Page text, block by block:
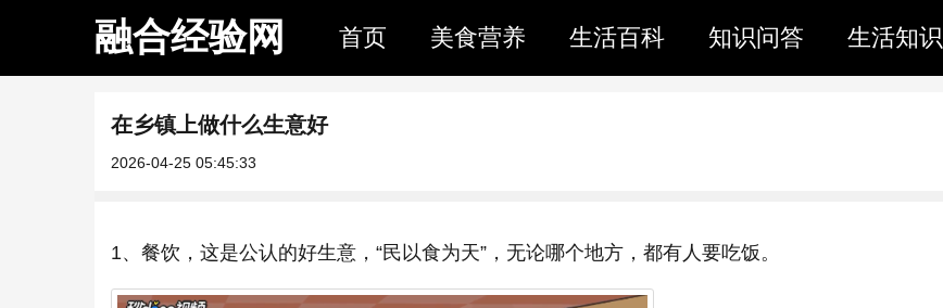
融合经验网 首页 美食营养 生活百科 知识问答 生活知识
在乡镇上做什么生意好
2026-04-25 05:45:33
1、餐饮，这是公认的好生意，“民以食为天”，无论哪个地方，都有人要吃饭。